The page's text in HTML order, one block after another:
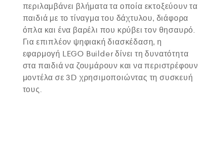
περιλαμβάνει βλήματα τα οποία εκτοξεύουν τα
παιδιά με το τίναγμα του δάχτυλου, διάφορα
όπλα και ένα βαρέλι που κρύβει τον θησαυρό.
Για επιπλέον ψηφιακή διασκέδαση, η
εφαρμογή LEGO Builder δίνει τη δυνατότητα
στα παιδιά να ζουμάρουν και να περιστρέφουν
μοντέλα σε 3D χρησιμοποιώντας τη συσκευή
τους.